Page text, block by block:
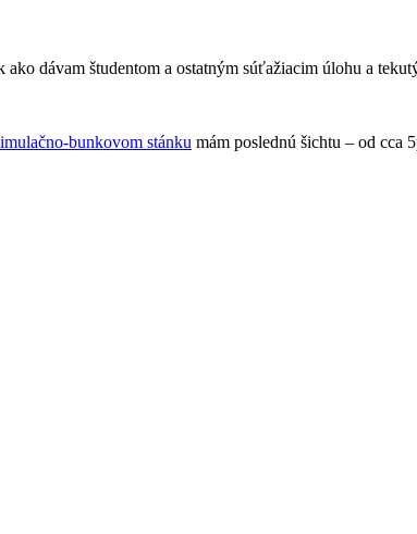
ako dávam študentom a ostatným súťažiacim úlohu a
bunkovom stánku mám poslednú šichtu – od cca